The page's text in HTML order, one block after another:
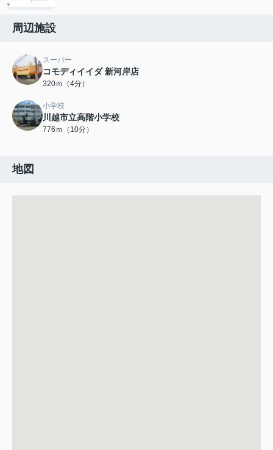
周辺施設
スーパー
コモディイイダ 新河岸店
320ｍ（4分）
小学校
川越市立高階小学校
776ｍ（10分）
地図